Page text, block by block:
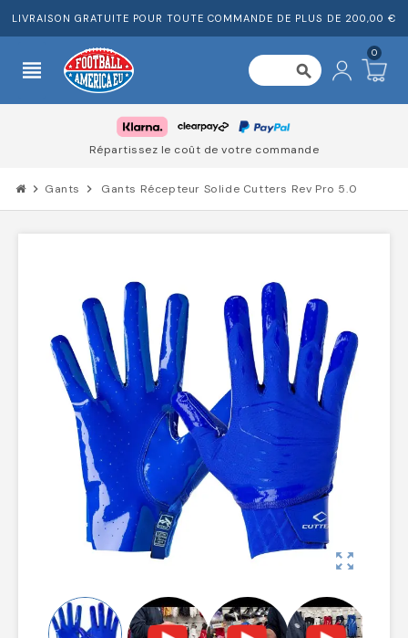
LIVRAISON GRATUITE POUR TOUTE COMMANDE DE PLUS DE 200,00 €
view_headline search
0
Répartissez le coût de votre commande
chevron_right Gants chevron_right Gants Récepteur Solide Cutters Rev Pro 5.0
zoom_out_map